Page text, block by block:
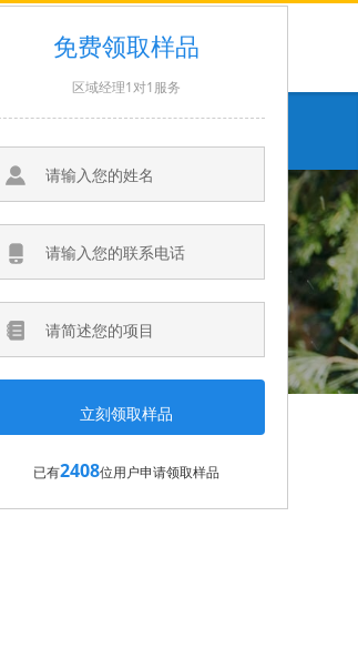
联系电话
13716615020
免费领取样品
区域经理1对1服务
已有2408位用户申请领取样品